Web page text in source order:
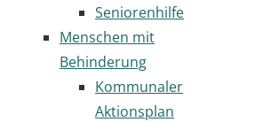
Seniorenhilfe
Menschen mit
Behinderung
Kommunaler
Aktionsplan